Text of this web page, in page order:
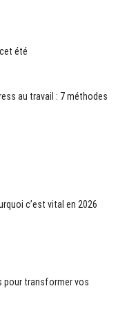
été
au travail : 7 méthodes
c’est vital en 2026
pour transformer vos